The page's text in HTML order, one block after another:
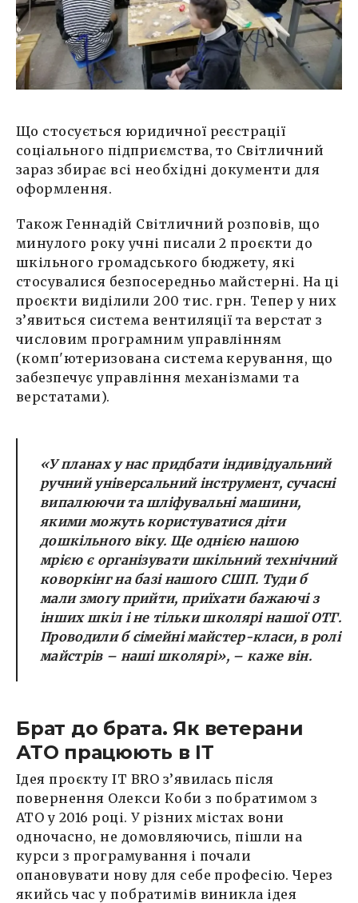
Що стосується юридичної реєстрації
соціального підприємства, то Світличний
зараз збирає всі необхідні документи для
оформлення.
Також Геннадій Світличний розповів, що
минулого року учні писали 2 проєкти до
шкільного громадського бюджету, які
стосувалися безпосередньо майстерні. На ці
проєкти виділили 200 тис. грн. Тепер у них
з’явиться система вентиляції та верстат з
числовим програмним управлінням
(комп'ютеризована система керування, що
забезпечує управління механізмами та
верстатами).
«У планах у нас придбати індивідуальний
ручний універсальний інструмент, сучасні
випалюючи та шліфувальні машини,
якими можуть користуватися діти
дошкільного віку. Ще однією нашою
мрією є організувати шкільний технічний
коворкінг на базі нашого СШП. Туди б
мали змогу прийти, приїхати бажаючі з
інших шкіл і не тільки школярі нашої ОТГ.
Проводили б сімейні майстер-класи, в ролі
майстрів – наші школярі», – каже він.
Брат до брата. Як ветерани
АТО працюють в ІТ
Ідея проєкту IT BRO з’явилась після
повернення Олекси Коби з побратимом з
АТО у 2016 році. У різних містах вони
одночасно, не домовляючись, пішли на
курси з програмування і почали
опановувати нову для себе професію. Через
якийсь час у побратимів виникла ідея